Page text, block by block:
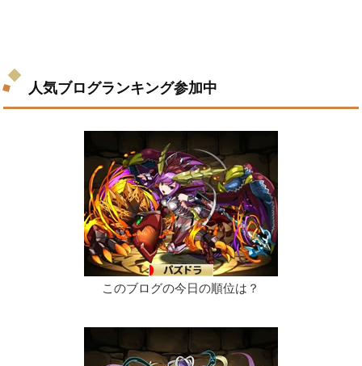
人気ブログランキング参加中
このブログの今日の順位は？